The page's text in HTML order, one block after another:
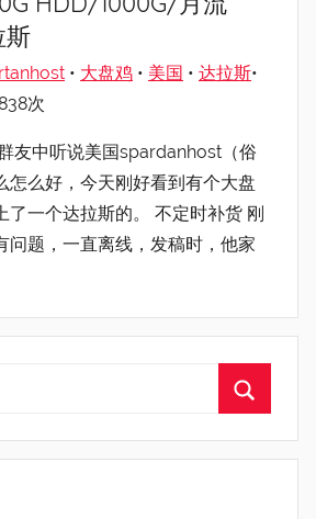
• 大盘鸡 • 美国 • 达拉斯•
次
友中听说美国spardanhost（俗
怎么好，今天刚好看到有个大盘
了一个达拉斯的。 不定时补货 刚
问题，一直离线，发稿时，他家